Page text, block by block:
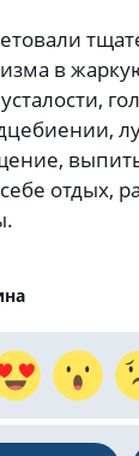
в
отдых,